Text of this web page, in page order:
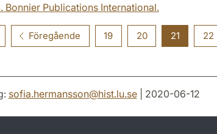
Bonnier Publications International.
Föregående 19 20 21 22
sofia.hermansson@hist.lu.se| 2020-06-12